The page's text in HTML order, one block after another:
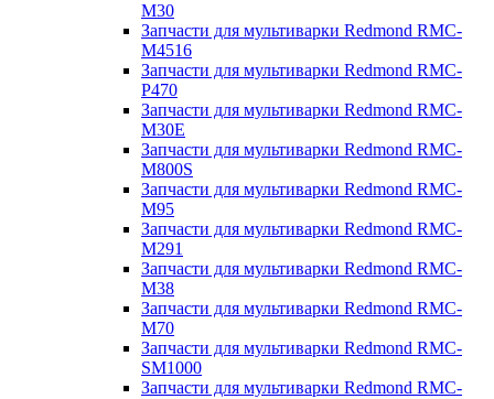
M30
Запчасти для мультиварки Redmond RMC-
M4516
Запчасти для мультиварки Redmond RMC-
P470
Запчасти для мультиварки Redmond RMC-
M30E
Запчасти для мультиварки Redmond RMC-
M800S
Запчасти для мультиварки Redmond RMC-
M95
Запчасти для мультиварки Redmond RMC-
M291
Запчасти для мультиварки Redmond RMC-
M38
Запчасти для мультиварки Redmond RMC-
M70
Запчасти для мультиварки Redmond RMC-
SM1000
Запчасти для мультиварки Redmond RMC-